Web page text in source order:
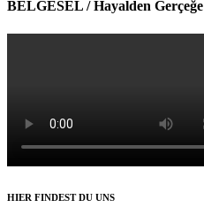
BELGESEL / Hayalden Gerçeğe
HIER FINDEST DU UNS